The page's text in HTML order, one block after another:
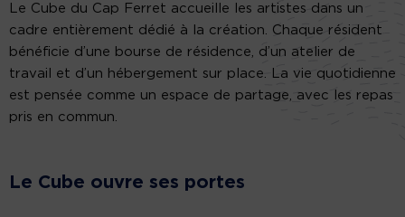
Le Cube du Cap Ferret accueille les artistes dans un
cadre entièrement dédié à la création. Chaque résident
bénéficie d’une bourse de résidence, d’un atelier de
travail et d’un hébergement sur place. La vie quotidienne
est pensée comme un espace de partage, avec les repas
pris en commun.
Le Cube ouvre ses portes